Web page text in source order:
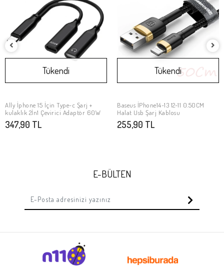
Stokta Yok
Tükendi
Ally İphone 15 İçin Type-c Şarj +
kulaklık 2İn1 Çevirici Adaptör 60W
347,90 TL
Stokta Yok
Tükendi
Baseus İPhone14-13 12-11 0.50CM
Halat Usb Şarj Kablosu
255,90 TL
E-BÜLTEN